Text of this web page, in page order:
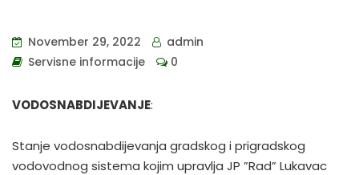
November 29, 2022
admin
Servisne informacije
0
VODOSNABDIJEVANJE:
Stanje vodosnabdijevanja gradskog i prigradskog
vodovodnog sistema kojim upravlja JP ”Rad” Lukavac